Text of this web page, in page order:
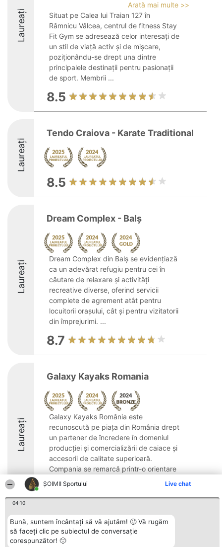
ȘOIMII Sportului Live chat
04:10
Bună, suntem încântați să vă ajutăm! 🙂 Vă rugăm
să faceți clic pe subiectul de conversație
corespunzător! 🙂
Laureați
Arată mai multe >>
Situat pe Calea lui Traian 127 în
Râmnicu Vâlcea, centrul de fitness Stay
Fit Gym se adresează celor interesați de
un stil de viață activ și de mișcare,
poziționându-se drept una dintre
principalele destinații pentru pasionații
de sport. Membrii ...
8.5
Laureați
Tendo Craiova - Karate Traditional
8.5
Laureați
Dream Complex - Balș
Dream Complex din Balș se evidențiază
ca un adevărat refugiu pentru cei în
căutare de relaxare și activități
recreative diverse, oferind servicii
complete de agrement atât pentru
locuitorii orașului, cât și pentru vizitatorii
din împrejurimi. ...
8.7
Laureați
Galaxy Kayaks Romania
Galaxy Kayaks România este
recunoscută pe piața din România drept
un partener de încredere în domeniul
producției și comercializării de caiace și
accesorii de calitate superioară.
Compania se remarcă printr-o orientare
8.8
Organizator Ranking
BRIGHT SOLUTIONS BR SRL
Plebiscyt